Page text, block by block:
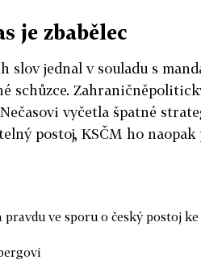
je zbabělec
slov jednal v souladu s
schůzce.
vyčetla špatné
postoj, KSČM ho
pravdu ve sporu o český postoj